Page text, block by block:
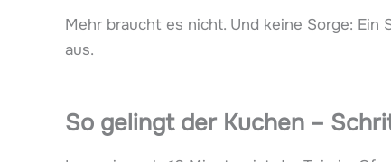
Mehr braucht es nicht. Und keine Sorge:
aus.
So gelingt der Kuchen –